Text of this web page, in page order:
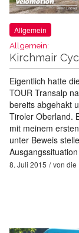
Allgemein
Allgemein:
Kirchmair
Eigentlich hatte
TOUR Transalp
bereits abgehakt
Tiroler Oberland.
mit meinem
unter Beweis
8. Juli 2015 von die